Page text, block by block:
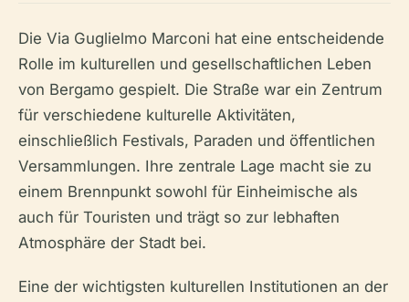
Die Via Guglielmo Marconi hat eine entscheidende
Rolle im kulturellen und gesellschaftlichen Leben
von Bergamo gespielt. Die Straße war ein Zentrum
für verschiedene kulturelle Aktivitäten,
einschließlich Festivals, Paraden und öffentlichen
Versammlungen. Ihre zentrale Lage macht sie zu
einem Brennpunkt sowohl für Einheimische als
auch für Touristen und trägt so zur lebhaften
Atmosphäre der Stadt bei.
Eine der wichtigsten kulturellen Institutionen an der